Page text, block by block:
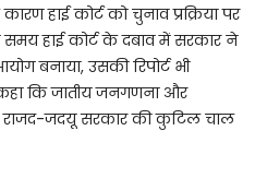
हाई कोर्ट को चुनाव प्रक्रिया पर
समय हाई कोर्ट के दबाव में सरकार ने
बनाया, उसकी रिपोर्ट भी
कि जातीय जनगणना और
राजद-जदयू सरकार की कुटिल चाल